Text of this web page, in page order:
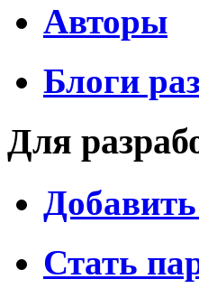
Авторы
Блоги
Для
Стать